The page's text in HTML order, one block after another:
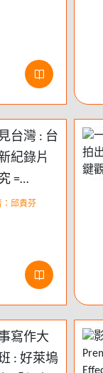
台灣 : 台
紀錄片
=
：邱貴芬
寫作大
: 好萊塢